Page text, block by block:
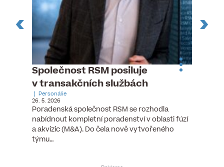
Společnost RSM posiluje
v transakčních službách
Personálie
26. 5. 2026
Poradenská společnost RSM se rozhodla
nabídnout kompletní poradenství v oblasti fúzí
a akvizic (M&A). Do čela nově vytvořeného
týmu…